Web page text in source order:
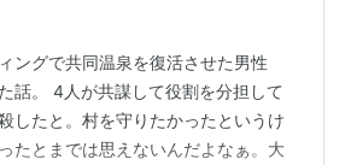
ングで共同温泉を復活させた男性
話。 4人が共謀して役割を分担して
したと。村を守りたかったというけ
たとまでは思えないんだよなぁ。大